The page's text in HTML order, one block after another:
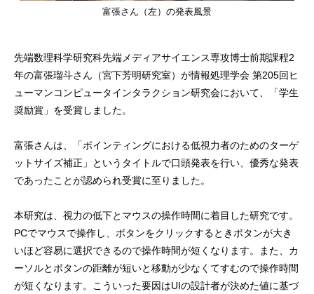
富張さん（左）の発表風景
先端数理科学研究科先端メディアサイエンス専攻博士前期課程2
年の富張瑠斗さん（宮下芳明研究室）が情報処理学会 第205回ヒ
ューマンコンピュータインタラクション研究会において、「学生
奨励賞」を受賞しました。
富張さんは、「ポインティングにおける低視力者のためのターゲ
ットサイズ補正」というタイトルで口頭発表を行い、優秀な発表
であったことが認められ受賞に至りました。
本研究は、視力の低下とマウスの操作時間に着目した研究です。
PCでマウスで操作し、ボタンをクリックするときボタンが大き
いほど容易に選択できるので操作時間が短くなります。また、カ
ーソルとボタンの距離が短いと移動が少なくてすむので操作時間
が短くなります。こういった要因はUIの設計者が決めた値に基づ